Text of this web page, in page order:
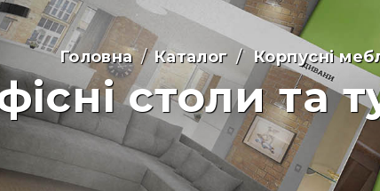
Головна Каталог Корпусні
столи та